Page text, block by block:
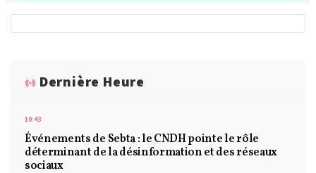
Dernière Heure
10:43
Événements de Sebta : le CNDH pointe le rôle
déterminant de la désinformation et des réseaux
sociaux